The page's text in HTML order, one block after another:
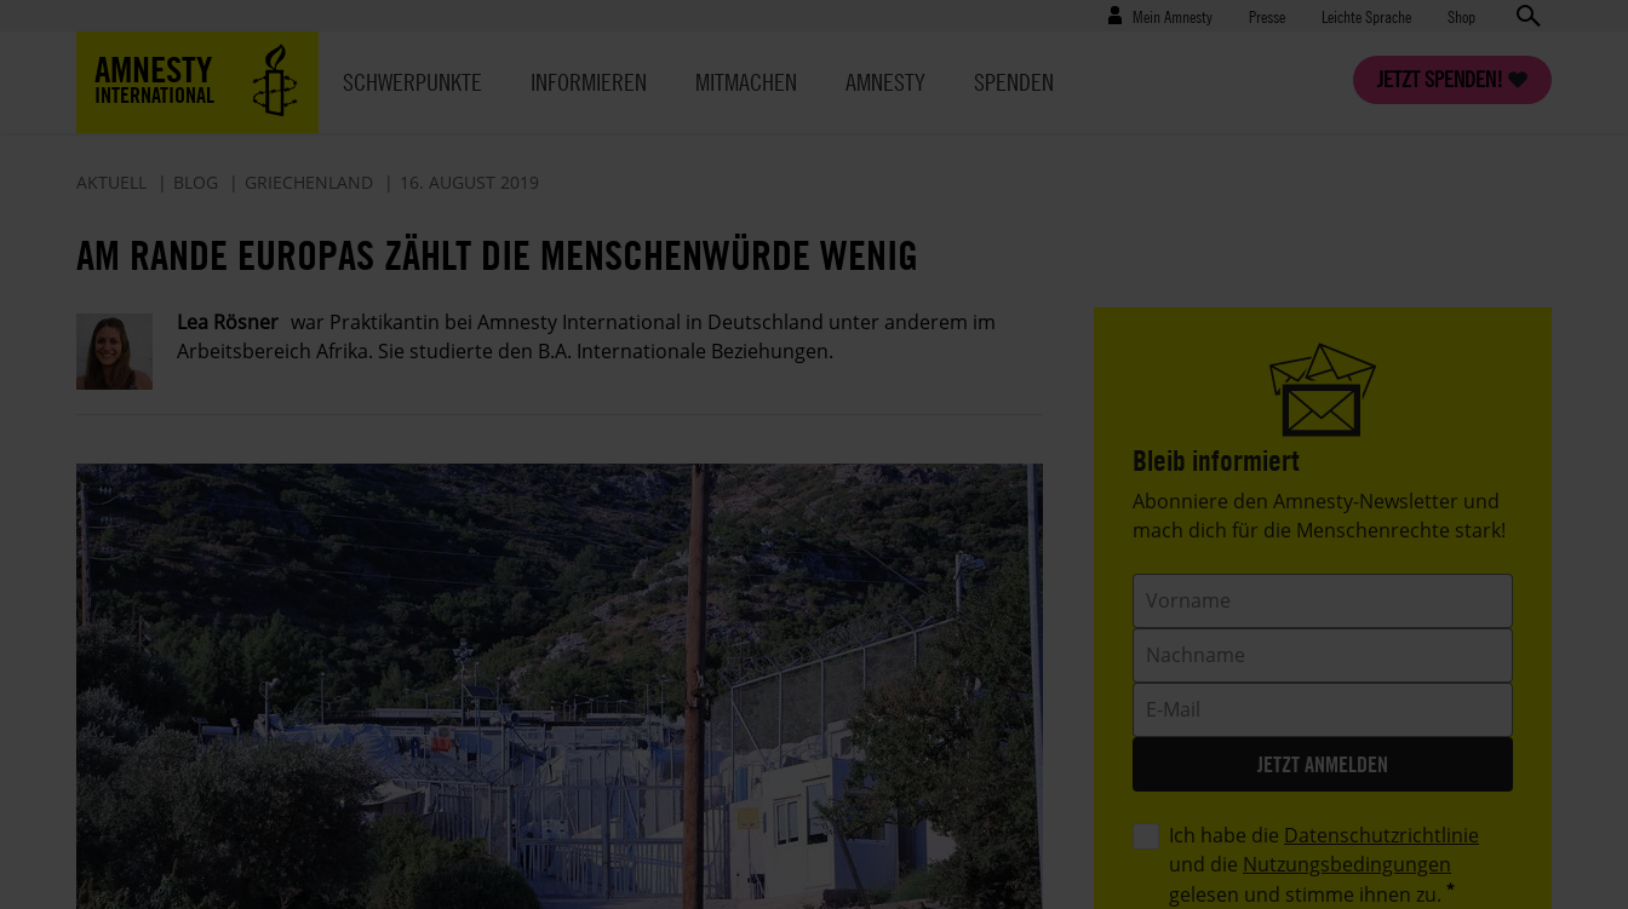
Benutzermenü
Mein Amnesty Presse
Presse Leichte Sprache Shop
AMNESTY
INTERNATIONAL
JETZT SPENDEN!
SCHWERPUNKTE INFORMIEREN MITMACHEN AMNESTY SPENDEN
AKTUELL BLOG GRIECHENLAND 16. AUGUST 2019
AM RANDE EUROPAS ZÄHLT DIE MENSCHENWÜRDE WENIG
Lea Rösner war Praktikantin bei Amnesty International in Deutschland unter anderem im
Arbeitsbereich Afrika. Sie studierte den B.A. Internationale Beziehungen.
Bleib informiert
Header
Text
Abonniere den Amnesty-Newsletter und
mach dich für die Menschenrechte stark!
Vorname
Nachname
E-
Mail
Ich habe die Datenschutzrichtlinie
und die Nutzungsbedingungen
gelesen und stimme ihnen zu.